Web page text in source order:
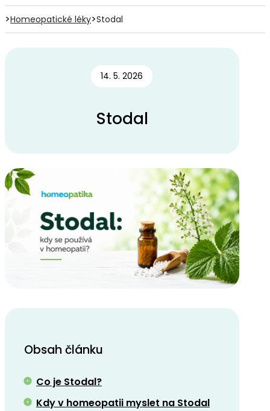
>Homeopatické léky>Stodal
14. 5. 2026
Stodal
Obsah článku
Co je Stodal?
Kdy v homeopatii myslet na Stodal